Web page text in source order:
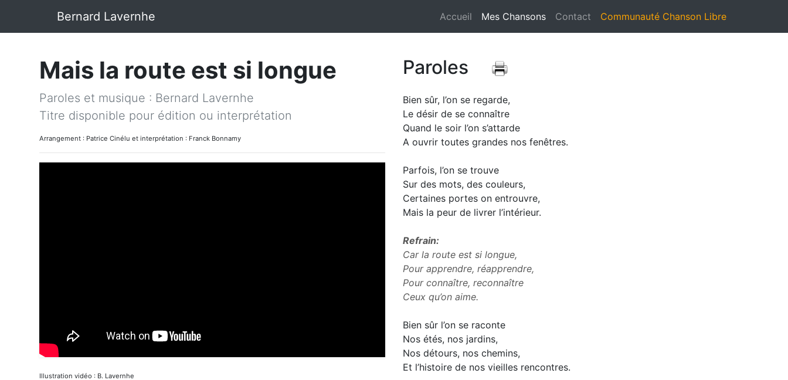
Bernard Lavernhe Accueil Mes Chansons(current)
Contact Communauté Chanson Libre
Mais la route est si longue
Paroles et musique : Bernard Lavernhe
Titre disponible pour édition ou interprétation
Arrangement : Patrice Cinélu et interprétation : Franck Bonnamy
Illustration vidéo : B. Lavernhe
Paroles
Bien sûr, l’on se regarde,
Le désir de se connaître
Quand le soir l’on s’attarde
A ouvrir toutes grandes nos fenêtres.
Parfois, l’on se trouve
Sur des mots, des couleurs,
Certaines portes on entrouvre,
Mais la peur de livrer l’intérieur.
Refrain:
Car la route est si longue,
Pour apprendre, réapprendre,
Pour connaître, reconnaître
Ceux qu’on aime.
Bien sûr l’on se raconte
Nos étés, nos jardins,
Nos détours, nos chemins,
Et l’histoire de nos vieilles rencontres.